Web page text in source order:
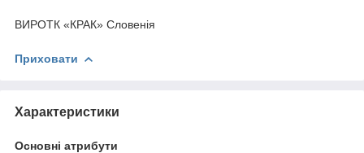
ВИРОТК «КРАК» Словенія
Приховати
Характеристики
Основні атрибути